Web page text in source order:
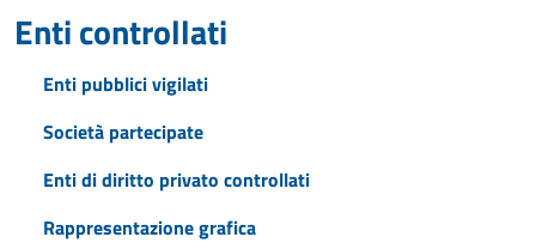
Enti controllati
Enti pubblici vigilati
Società partecipate
Enti di diritto privato controllati
Rappresentazione grafica